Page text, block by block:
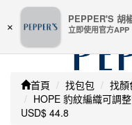
嚴防詐騙 | 本站
卡號等私人
Toggle
navigation
首頁 找包包 找顏
HOPE 豹紋編織可調
USD$ 44.8
×
PEPPER'S 胡
立即使用官方APP